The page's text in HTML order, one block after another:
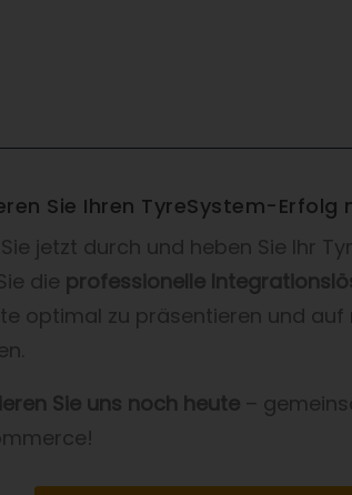
Sie Ihren TyreSystem-Erfolg
jetzt durch und heben Sie Ihr
die professionelle
optimal zu präsentieren und
Sie uns noch heute–